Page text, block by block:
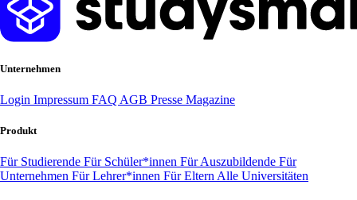
Unternehmen
Login Impressum FAQ AGB Presse Magazine
Produkt
Für Studierende Für Schüler*innen Für Auszubildende Für
Unternehmen Für Lehrer*innen Für Eltern Alle Universitäten